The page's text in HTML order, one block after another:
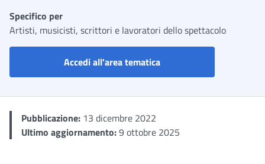
Specifico per
Artisti, musicisti, scrittori e lavoratori dello spettacolo
Accedi all'area tematicaServizi per i lavoratori
Pubblicazione: 13 dicembre 2022
Ultimo aggiornamento:9 ottobre 2025